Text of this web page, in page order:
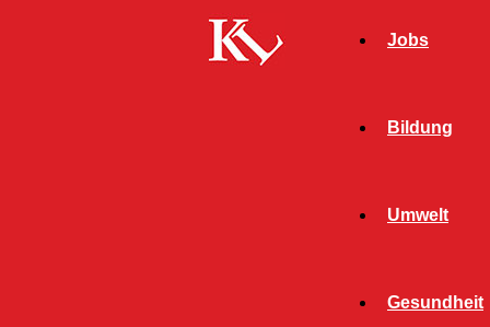
Jobs
Bildung
Umwelt
Gesundheit